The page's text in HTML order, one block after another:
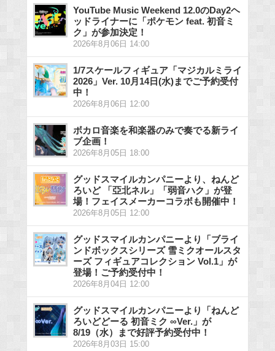
YouTube Music Weekend 12.0のDay2ヘ
ッドライナーに「ポケモン feat. 初音ミ
ク」が参加決定！
2026年8月06日 14:00
1/7スケールフィギュア「マジカルミライ
2026」Ver. 10月14日(水)までご予約受付
中！
2026年8月06日 12:00
ボカロ音楽を和楽器のみで奏でる新ライ
ブ企画！
2026年8月05日 18:00
グッドスマイルカンパニーより、ねんど
ろいど 「亞北ネル」「弱音ハク」が登
場！フェイスメーカーコラボも開催中！
2026年8月05日 12:00
グッドスマイルカンパニーより「ブライ
ンドボックスシリーズ 雪ミクオールスタ
ーズ フィギュアコレクション Vol.1」が
登場！ご予約受付中！
2026年8月04日 12:00
グッドスマイルカンパニーより「ねんど
ろいどどーる 初音ミク ∞Ver.」が
8/19（水）まで好評予約受付中！
2026年8月03日 15:00